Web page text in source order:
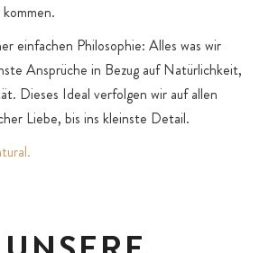
einfachen Philosophie: Alles was wir
Ansprüche in Bezug auf Natürlichkeit,
Dieses Ideal verfolgen wir auf allen
Liebe, bis ins kleinste Detail.